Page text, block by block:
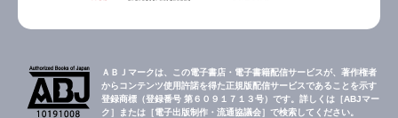
ＡＢＪマークは、この電子書店・電子書籍配信サービスが、著作権者
からコンテンツ使用許諾を得た正規版配信サービスであることを示す
登録商標（登録番号 第６０９１７１３号）です。詳しくは［ABJマー
ク］または［電子出版制作・流通協議会］で検索してください。